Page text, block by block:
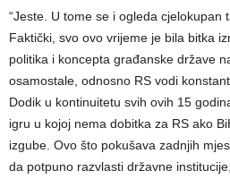
“Jeste. U tome se i ogleda cjelokupan
Faktički, svo ovo vrijeme je bila bitka
politika i koncepta građanske države
osamostale, odnosno RS vodi
Dodik u kontinuitetu svih ovih 15
igru u kojoj nema dobitka za RS ako
izgube. Ovo što pokušava zadnjih
da potpuno razvlasti državne